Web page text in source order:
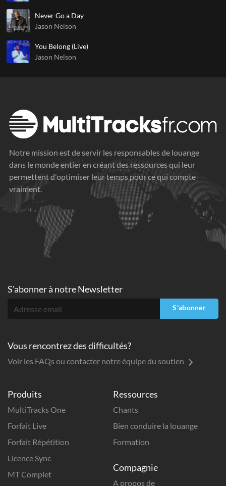
Never Go a Day
Jason Nelson
You Belong (Live)
Jason Nelson
Notre mission est de servir les responsables de louange
dans le monde entier en créant des ressources qui leur
permettent d'optimiser leur temps pour ce qui compte
vraiment.
Produits
MultiTracks One
Forfait Live
Forfait Répétition
Licence Sync
MT Complet
Ressources
Chants
Bien conduire la louange
Formation
Compagnie
A propos de
S'abonner à notre Newsletter
S'abonner
Vous rencontrez des difficultés?
Voir les FAQs ou contacter notre équipe du soutien